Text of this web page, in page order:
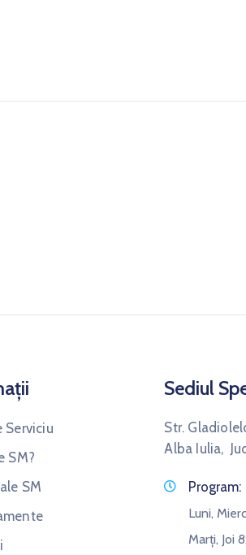
Serviciu
SM?
SM
Sediul
Str.
Alba Iulia,
Program:
Luni,
Marți, Joi